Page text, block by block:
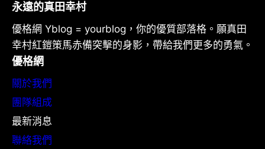
永遠的真田幸村
優格網 Yblog = yourblog，你的優質部落格。願真田
幸村紅鎧策馬赤備突擊的身影，帶給我們更多的勇氣。
優格網
關於我們
團隊組成
最新消息
聯絡我們